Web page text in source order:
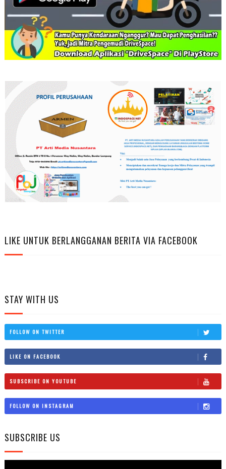
LIKE UNTUK BERLANGGANAN BERITA VIA FACEBOOK
STAY WITH US
FOLLOW ON TWITTER
LIKE ON FACEBOOK
SUBSCRIBE ON YOUTUBE
FOLLOW ON INSTAGRAM
SUBSCRIBE US